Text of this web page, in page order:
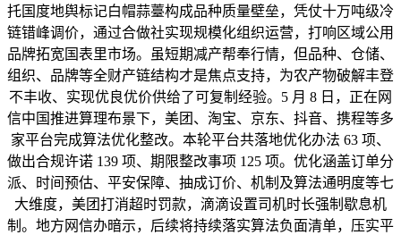
托国度地舆标记白帽蒜薹构成品种质量壁垒，凭仗十万吨级冷
链错峰调价，通过合做社实现规模化组织运营，打响区域公用
品牌拓宽国表里市场。虽短期减产帮奉行情，但品种、仓储、
组织、品牌等全财产链结构才是焦点支持，为农产物破解丰登
不丰收、实现优良优价供给了可复制经验。5 月 8 日，正在网
信中国推进算理布景下，美团、淘宝、京东、抖音、携程等多
家平台完成算法优化整改。本轮平台共落地优化办法 63 项、
做出合规许诺 139 项、期限整改事项 125 项。优化涵盖订单分
派、时间预估、平安保障、抽成订价、机制及算法通明度等七
大维度，美团打消超时罚款，滴滴设置司机时长强制歇息机
制。地方网信办暗示，后续将持续落实算法负面清单，压实平